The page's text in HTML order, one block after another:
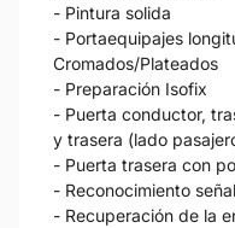
- Pintura solida
- Portaequipajes
Cromados/Plateados
- Preparación Isofix
- Puerta conductor,
y trasera (lado
- Puerta trasera con
- Reconocimiento
- Recuperación de la